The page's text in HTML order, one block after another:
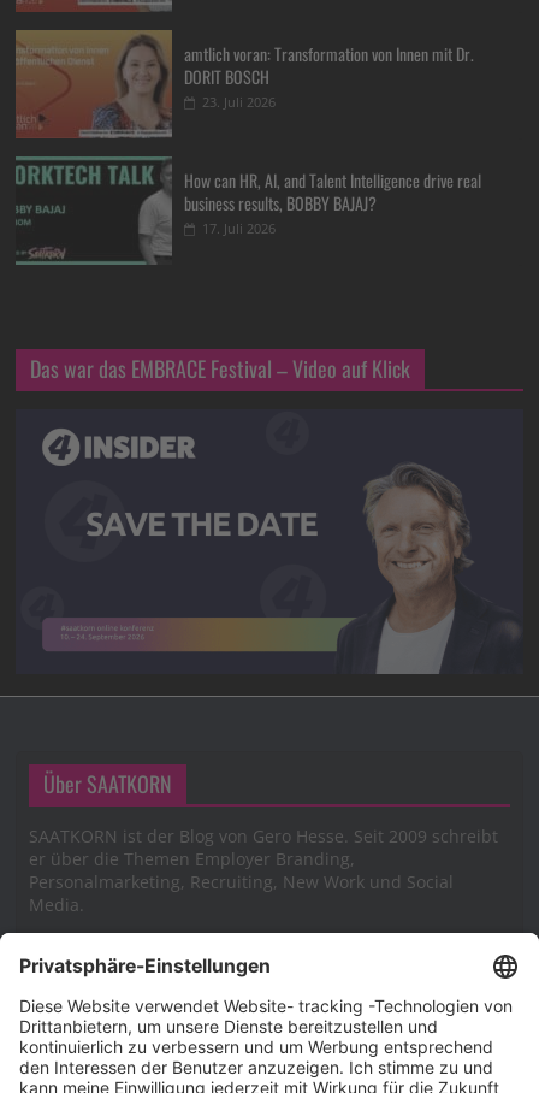
amtlich voran: Transformation von Innen mit Dr.
DORIT BOSCH
23. Juli 2026
How can HR, AI, and Talent Intelligence drive real
business results, BOBBY BAJAJ?
17. Juli 2026
Das war das EMBRACE Festival – Video auf Klick
Über SAATKORN
SAATKORN ist der Blog von Gero Hesse. Seit 2009 schreibt
er über die Themen Employer Branding,
Personalmarketing, Recruiting, New Work und Social
Media.
Impressum
Impressum